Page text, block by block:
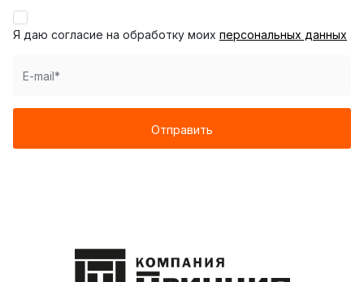
Я даю согласие на обработку моих персональных данных